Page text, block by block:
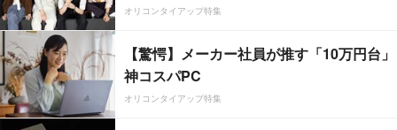
オリコンタイアップ特集
【驚愕】メーカー社員が推す「10万円台」
神コスパPC
オリコンタイアップ特集